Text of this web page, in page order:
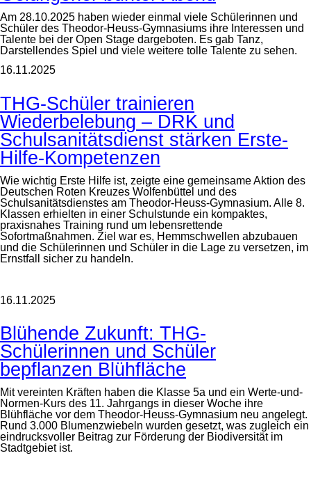
Am 28.10.2025 haben wieder einmal viele Schülerinnen und
Schüler des Theodor-Heuss-Gymnasiums ihre Interessen und
Talente bei der Open Stage dargeboten. Es gab Tanz,
Darstellendes Spiel und viele weitere tolle Talente zu sehen.
16.11.2025
THG-Schüler trainieren
Wiederbelebung – DRK und
Schulsanitätsdienst stärken Erste-
Hilfe-Kompetenzen
Wie wichtig Erste Hilfe ist, zeigte eine gemeinsame Aktion des
Deutschen Roten Kreuzes Wolfenbüttel und des
Schulsanitätsdienstes am Theodor-Heuss-Gymnasium. Alle 8.
Klassen erhielten in einer Schulstunde ein kompaktes,
praxisnahes Training rund um lebensrettende
Sofortmaßnahmen. Ziel war es, Hemmschwellen abzubauen
und die Schülerinnen und Schüler in die Lage zu versetzen, im
Ernstfall sicher zu handeln.
16.11.2025
Blühende Zukunft: THG-
Schülerinnen und Schüler
bepflanzen Blühfläche
Mit vereinten Kräften haben die Klasse 5a und ein Werte-und-
Normen-Kurs des 11. Jahrgangs in dieser Woche ihre
Blühfläche vor dem Theodor-Heuss-Gymnasium neu angelegt.
Rund 3.000 Blumenzwiebeln wurden gesetzt, was zugleich ein
eindrucksvoller Beitrag zur Förderung der Biodiversität im
Stadtgebiet ist.